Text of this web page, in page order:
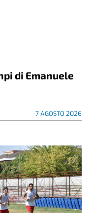
di Emanuele
7 AGOSTO 2026